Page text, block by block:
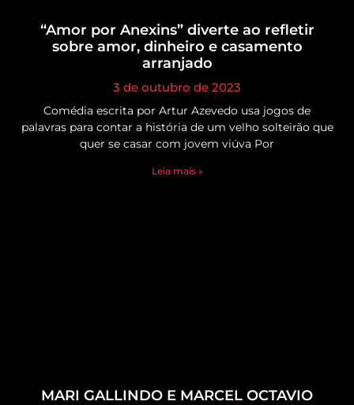
“Amor por Anexins” diverte ao refletir
sobre amor, dinheiro e casamento
arranjado
3 de outubro de 2023
Comédia escrita por Artur Azevedo usa jogos de
palavras para contar a história de um velho solteirão que
quer se casar com jovem viúva Por
Leia mais »
MARI GALLINDO E MARCEL OCTAVIO